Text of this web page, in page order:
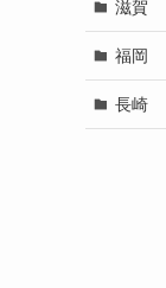
滋賀
福岡
長崎